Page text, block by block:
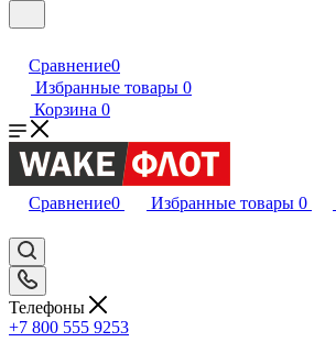
Сравнение0
Избранные товары 0
Корзина 0
Сравнение0 Избранные товары 0
Телефоны
+7 800 555 9253